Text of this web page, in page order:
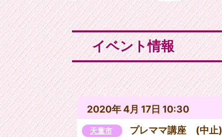
イベント情報
2020年 4月 17日 10:30
天童市 プレママ講座 (中止)